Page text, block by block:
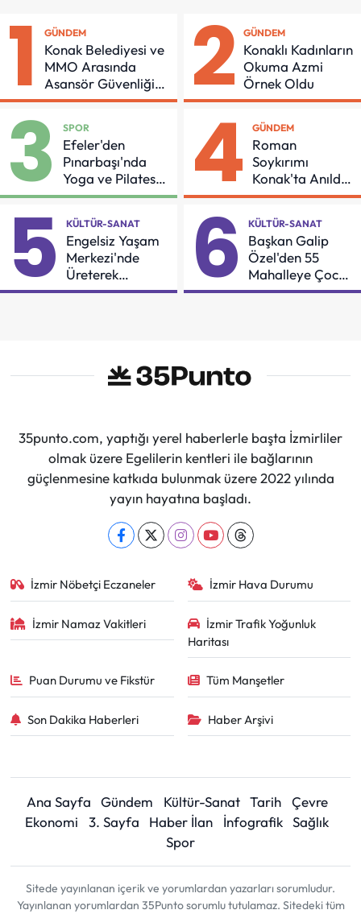
1 GÜNDEM
Konak Belediyesi ve
MMO Arasında
Asansör Güvenliği
İçin Önemli Protokol
2 GÜNDEM
Konaklı Kadınların
Okuma Azmi
Örnek Oldu
3 SPOR
Efeler'den
Pınarbaşı'nda
Yoga ve Pilates
Buluşması
4 GÜNDEM
Roman
Soykırımı
Konak'ta Anıldı:
"Eşit Bir Yaşam
Sürdüreceğiz"
5 KÜLTÜR-SANAT
Engelsiz Yaşam
Merkezi'nde
Üreterek
Güçleniyorlar
6 KÜLTÜR-SANAT
Başkan Galip
Özel'den 55
Mahalleye Çocuk
Şenliği
35punto.com, yaptığı yerel haberlerle başta İzmirliler
olmak üzere Egelilerin kentleri ile bağlarının
güçlenmesine katkıda bulunmak üzere 2022 yılında
yayın hayatına başladı.
İzmir Nöbetçi Eczaneler İzmir Hava Durumu
İzmir Namaz Vakitleri
İzmir Trafik Yoğunluk
Haritası
Puan Durumu ve Fikstür Tüm Manşetler
Son Dakika Haberleri Haber Arşivi
Ana Sayfa Gündem Kültür-Sanat Tarih
Çevre
Ekonomi
3. Sayfa Haber İlan İnfografik Sağlık
Spor
Sitede yayınlanan içerik ve yorumlardan yazarları sorumludur.
Yayınlanan yorumlardan 35Punto sorumlu tutulamaz. Sitedeki tüm